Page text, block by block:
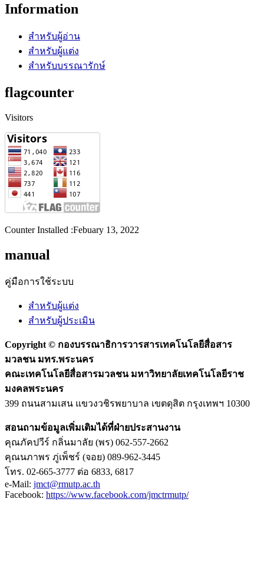
Information
สำหรับผู้อ่าน
สำหรับผู้แต่ง
สำหรับบรรณารักษ์
flagcounter
Visitors
Counter Installed :Febuary 13, 2022
manual
คู่มือการใช้ระบบ
สำหรับผู้แต่ง
สำหรับผู้ประเมิน
Copyright © กองบรรณาธิการวารสารเทคโนโลยีสื่อสาร
มวลชน มทร.พระนคร
คณะเทคโนโลยีสื่อสารมวลชน มหาวิทยาลัยเทคโนโลยีราช
มงคลพระนคร
399 ถนนสามเสน แขวงวชิรพยาบาล เขตดุสิต กรุงเทพฯ 10300
สอนถามข้อมูลเพิ่มเติมได้ที่ฝ่ายประสานงาน
คุณภัคปวีร์ กลิ่นมาลัย (พร) 062-557-2662
คุณนภาพร ภู่เพ็ชร์ (จอย) 089-962-3445
โทร. 02-665-3777 ต่อ 6833, 6817
e-Mail: jmct@rmutp.ac.th
Facebook: https://www.facebook.com/jmctrmutp/